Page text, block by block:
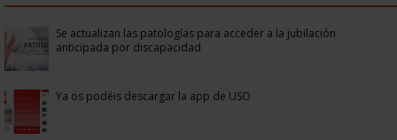
Se actualizan las patologías para acceder a la jubilación
anticipada por discapacidad
Ya os podéis descargar la app de USO